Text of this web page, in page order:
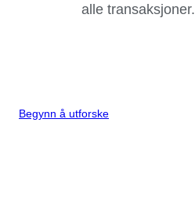
alle transaksjoner.
Begynn å utforske